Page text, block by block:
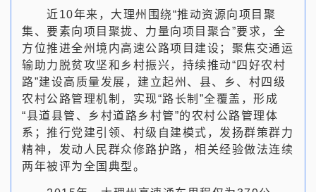
近10年来，大理州围绕“推动资源向项目聚
集、要素向项目聚拢、力量向项目聚合”要求，全
方位推进全州境内高速公路项目建设；聚焦交通运
输助力脱贫攻坚和乡村振兴，持续推动“四好农村
路”建设高质量发展，建立起州、县、乡、村四级
农村公路管理机制，实现“路长制”全覆盖，形成
“县道县管、乡村道路乡村管”的农村公路管理体
系；推行党建引领、村级自建模式，发扬群策群力
精神，发动人民群众修路护路，相关经验做法连续
两年被评为全国典型。